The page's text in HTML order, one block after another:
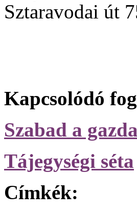
Sztaravodai út
Kapcsolódó
Szabad a
Tájegységi séta
Címkék: